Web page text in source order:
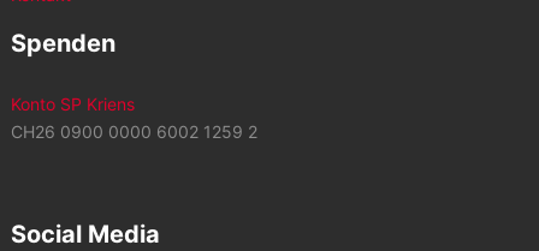
Spenden
Konto SP Kriens
CH26 0900 0000 6002 1259 2
Social Media